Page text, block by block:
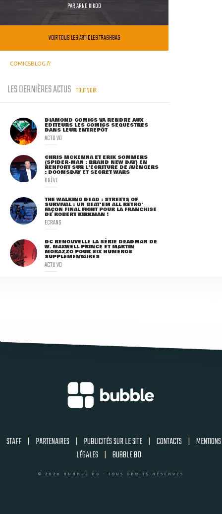
PARARNO KIKOO
VOIR TOUS LES ARTICLES TRASHBAG
COMICSBLOG.fr
LES DERNIÈRES ACTUS TOUT VOIR
DIAMOND COMICS VA RENDRE AUX
ÉDITEURS LES COMICS SÉQUESTRÉS
DANS LEUR ENTREPÔT
ACTU VO
CHRIS MCKENNA ET ERIK SOMMERS
(SPIDER-MAN : BRAND NEW DAY) EN
RENFORT SUR L'ÉCRITURE DE AVENGERS
: DOOMSDAY ET SECRET WARS
BRÈVE
THE WALKING DEAD : STREETS OF
SURVIVAL : UN BEAT'EM ALL RÉTRO'
FAÇON FINAL FIGHT POUR LA FRANCHISE
DE ROBERT KIRKMAN !
ECRANS
DC RENOUVELLE LA SÉRIE DEADMAN DE
W. MAXWELL PRINCE ET MARTIN
MORAZZO POUR SIX NUMÉROS
SUPPLÉMENTAIRES
ACTU VO
STAFF | PARTENAIRES | PUBLICITÉS SUR LE SITE | CONTACTS | MENTIONS
LÉGALES | BUBBLE BD
© 2026 BUBBLE BD - TOUS DROITS RÉSERVÉS